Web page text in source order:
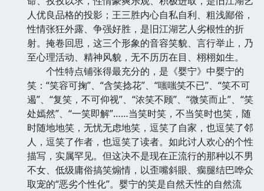
人优良品格的投影；王三胜内心自私自利、粗浅鄙俗，
性情张狂外露、争强好胜，是旧江湖艺人劣根性的折
射。掩卷回思，这三个形象的音容笑貌、言行举止，乃
至心理活动、精神风貌，无不历历在目、栩栩如生。
个性特点铺张得最充分的，是《婴宁》中婴宁的
笑：“笑容可掬”、“含笑捻花”、“嗤嗤笑不已”、“笑不可
遏”、“复笑，不可仰视”、“浓笑不顾”、“微笑而止”、“笑
处嫣然”、“一笑即解”……当笑时笑，不当笑时也笑，随
时随地地笑，无忧无虑地笑，逗笑了自家，也逗笑了邻
人，逗笑了作者，也逗笑了读者。如此讨人欢心的个性
描写，实属罕见。但这决不是现在正流行的那种以不男
不女、低级庸俗搞笑煽情，以歪嘴斜眼、瘸腿结巴哗众
取宠的“恶劣个性化”。婴宁的笑是自然天性的自然流